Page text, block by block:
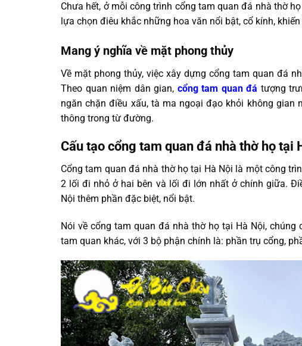
Chưa hết, ở mỗi công trình cổng tam quan đá nhà thờ
lựa chọn điêu khắc những hoa văn nổi bật, cổ kính,
Mang ý nghĩa về mặt phong thủy
Về mặt phong thủy, việc xây dựng cổng tam quan đá
Theo quan niệm dân gian, cổng tam quan đá tượng
ngăn chặn điều xấu, tà ma ngoại đạo khỏi không
thông trong từ đường.
Cấu tạo cổng tam quan đá nhà thờ họ tại
Cổng tam quan đá nhà thờ họ tại Hà Nội là một công
2 lối đi nhỏ ở hai bên và lối đi lớn nhất ở chính giữa.
Nội thêm phần đặc biệt, nổi bật.
Nói về cổng tam quan đá nhà thờ họ tại Hà Nội,
tam quan khác, với 3 bộ phận chính là: phần trụ cổng,